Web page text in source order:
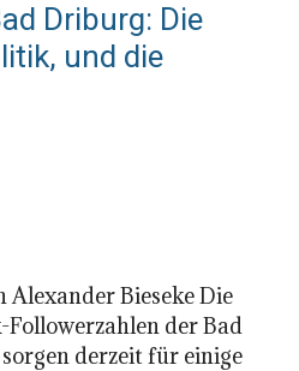
Driburg: Die
und die
Alexander Bieseke Die
Followerzahlen der Bad
derzeit für einige